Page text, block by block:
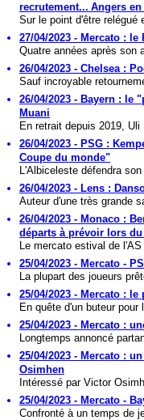
recrutement... Angers
Sur le point d'être relégué
27/04/2023 - Mercato :
Quatre années après son
26/04/2023 - Chelsea :
Sauf incroyable
26/04/2023 - Bayern : le
Muani
En retrait depuis 2019,
26/04/2023 - PSG :
Coupe du monde"
L'Albiceleste défendra
26/04/2023 - Lens :
Auteur d'une très grande
26/04/2023 - Monaco :
départs à prévoir lors
Le mercato estival de
25/04/2023 - Mercato -
La plupart des joueurs
25/04/2023 - Mercato :
En quête d'un buteur
25/04/2023 - Mercato :
Longtemps annoncé
25/04/2023 - Mercato :
Osimhen
Intéressé par Victor
25/04/2023 - Mercato -
Confronté à un temps de